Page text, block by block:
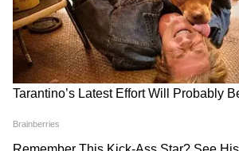
उगना बेहद आसान होता है। आप इसे
पर भी लगा सकते हैं। यह मिट्टी के
जाता है। इसकी टहनी की कम से कम
तिरछा काटना है और उसे पानी में
अनुसार यह पौधा सकारात्मक ऊर्जा
फैलाता है। इससे आपकी काम की